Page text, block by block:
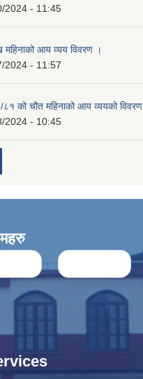
2024 - 11:45
आय व्यय विवरण ।
2024 - 11:57
को चौत महिनाको आय व्ययको विवरण
2024 - 10:45